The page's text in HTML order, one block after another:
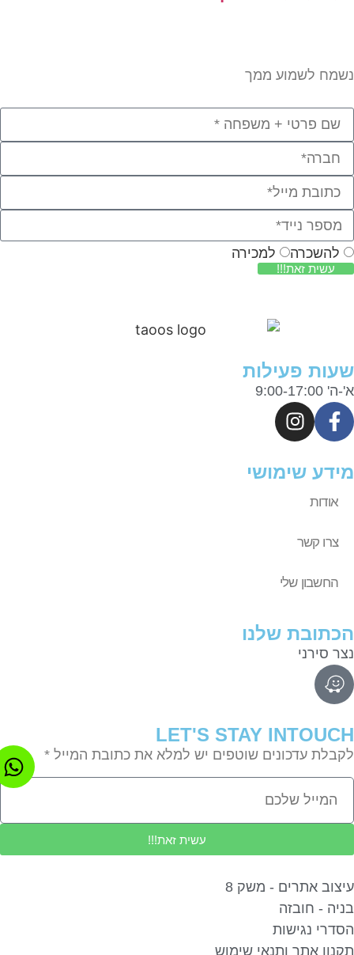
לשמוע ממך
להשכרה למכירה
עשית זאת!!!
פעילות
17:00
שימושי
אודות
צרו קשר
החשבון שלי
שלנו
סירני
LET'S STAY
עדכונים שוטפים יש למלא את כתובת המייל *
עשית זאת!!!
אתרים - משק 8
- חובזה
נגישות
אתר ותנאי שימוש